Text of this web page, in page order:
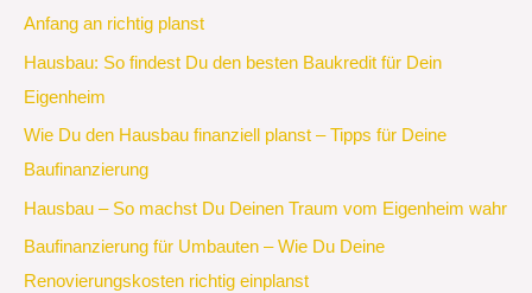
Anfang an richtig planst
Hausbau: So findest Du den besten Baukredit für Dein
Eigenheim
Wie Du den Hausbau finanziell planst – Tipps für Deine
Baufinanzierung
Hausbau – So machst Du Deinen Traum vom Eigenheim wahr
Baufinanzierung für Umbauten – Wie Du Deine
Renovierungskosten richtig einplanst